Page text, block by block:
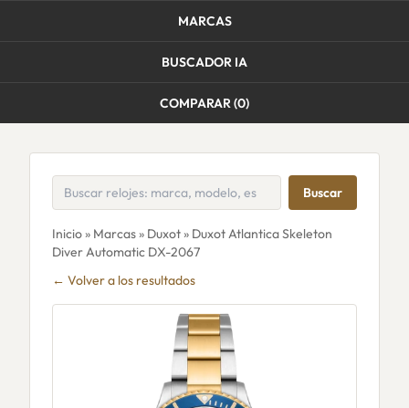
MARCAS
BUSCADOR IA
COMPARAR (0)
Buscar
Inicio» Marcas» Duxot» Duxot Atlantica Skeleton
Diver Automatic DX-2067
← Volver a los resultados